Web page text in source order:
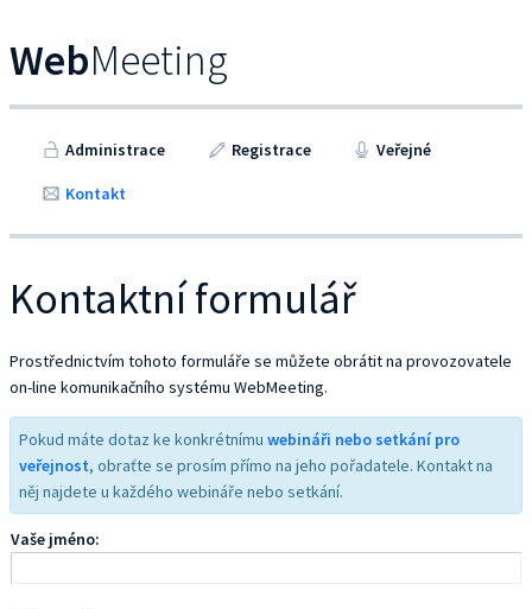
WebMeeting
Administrace Registrace Veřejné
Kontakt
Kontaktní formulář
Prostřednictvím tohoto formuláře se můžete obrátit na provozovatele
on-line komunikačního systému WebMeeting.
Pokud máte dotaz ke konkrétnímu webináři nebo setkání pro
veřejnost, obraťte se prosím přímo na jeho pořadatele. Kontakt na
něj najdete u každého webináře nebo setkání.
Vaše jméno: